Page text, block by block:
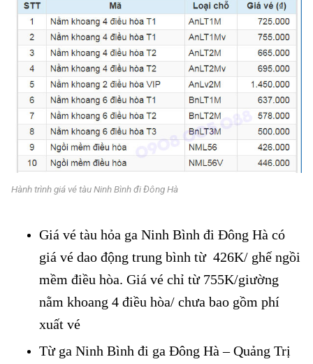
Hành trình giá vé tàu Ninh Bình đi Đông Hà
Giá vé tàu hỏa ga Ninh Bình đi Đông Hà có
giá vé dao động trung bình từ 426K/ ghế ngồi
mềm điều hòa. Giá vé chỉ từ 755K/giường
nằm khoang 4 điều hòa/ chưa bao gồm phí
xuất vé
Từ ga Ninh Bình đi ga Đông Hà – Quảng Trị